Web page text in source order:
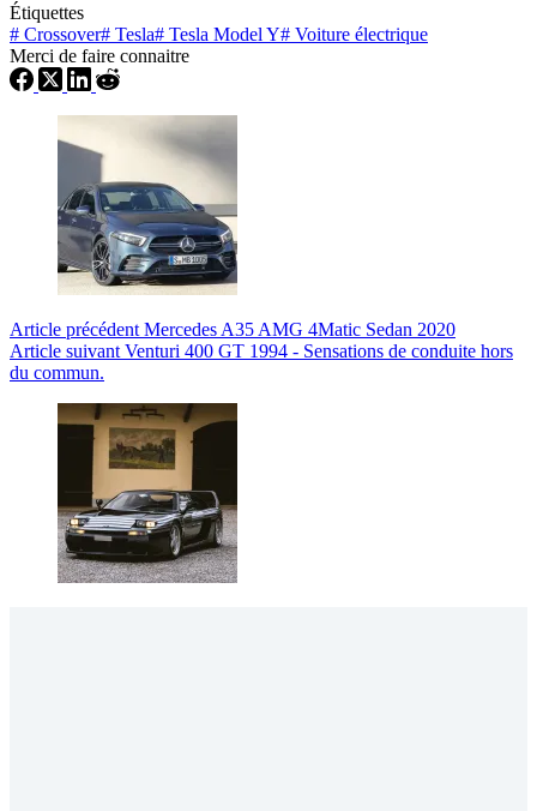
Étiquettes
# Crossover# Tesla# Tesla Model Y# Voiture électrique
Merci de faire connaitre
Article précédent Mercedes A35 AMG 4Matic Sedan 2020
Article suivant Venturi 400 GT 1994 - Sensations de conduite hors
du commun.